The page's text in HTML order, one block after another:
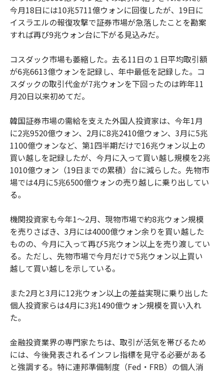
今月18日には10兆5711億ウォンに回復したが、19日に
イスラエルの報復攻撃で証券市場が急落したことを勘案
すれば再び9兆ウォン台に下がる見込みだ。
コスダック市場も萎縮した。去る11日の１日平均取引額
が6兆6613億ウォンを記録し、年中最低を記録した。コ
スダックの取引代金が7兆ウォンを下回ったのは昨年11
月20日以来初めてだ。
韓国証券市場の需給を支えた外国人投資家は、今年1月
に2兆9520億ウォン、2月に8兆2410億ウォン、3月に5兆
1100億ウォンなど、第1四半期だけで16兆ウォン以上の
買い越しを記録したが、今月に入って買い越し規模を2兆
1010億ウォン（19日までの累積）台に減らした。先物市
場では4月に5兆6500億ウォンの売り越しに乗り出してい
る。
機関投資家も今年1～2月、現物市場で約8兆ウォン規模
を売りさばき、3月には4000億ウォン余りを買い越した
ものの、今月に入って再び5兆ウォン以上を売り渡してい
る。ただし、先物市場で今月だけで5兆ウォン以上買い
越して買い越しを示している。
また2月と3月に12兆ウォン以上の差益実現に乗り出した
個人投資家らは4月に3兆1490億ウォン規模を買い入れ
た。
金融投資業界の専門家たちは、取引が活気を帯びるため
には、今後発表されるインフレ指標を見守る必要がある
と強調する。特に連邦準備制度（Fed・FRB）の個人消